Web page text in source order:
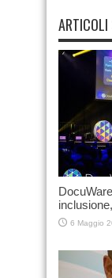
6 Maggio